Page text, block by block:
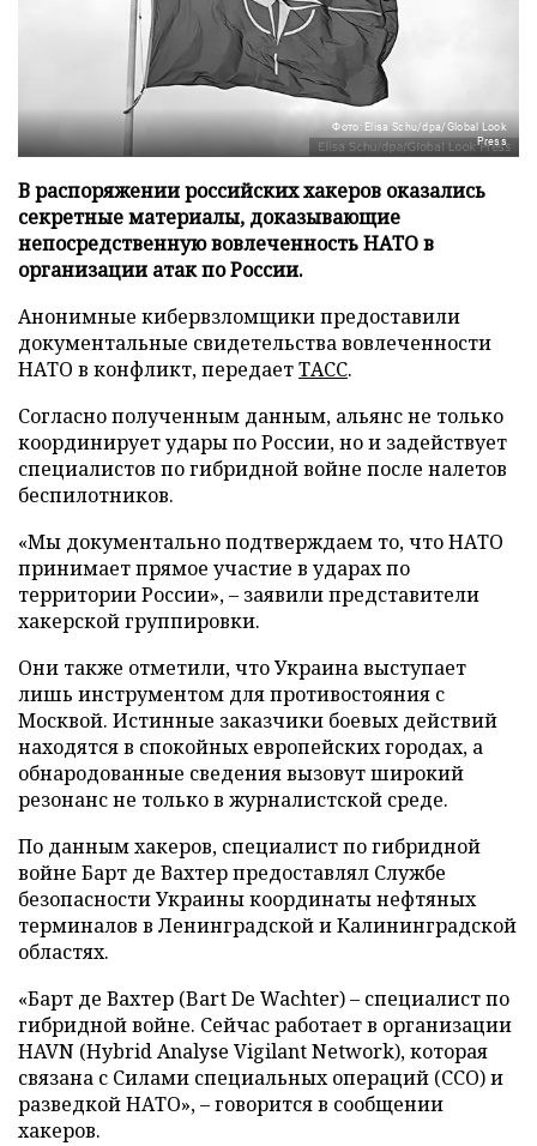
Фото: Elisa Schu/dpa/Global Look
Press
В распоряжении российских хакеров оказались
секретные материалы, доказывающие
непосредственную вовлеченность НАТО в
организации атак по России.
Анонимные кибервзломщики предоставили
документальные свидетельства вовлеченности
НАТО в конфликт, передаетТАСС.
Согласно полученным данным, альянс не только
координирует удары по России, но и задействует
специалистов по гибридной войне после налетов
беспилотников.
«Мы документально подтверждаем то, что НАТО
принимает прямое участие в ударах по
территории России», – заявили представители
хакерской группировки.
Они также отметили, что Украина выступает
лишь инструментом для противостояния с
Москвой. Истинные заказчики боевых действий
находятся в спокойных европейских городах, а
обнародованные сведения вызовут широкий
резонанс не только в журналистской среде.
По данным хакеров, специалист по гибридной
войне Барт де Вахтер предоставлял Службе
безопасности Украины координаты нефтяных
терминалов в Ленинградской и Калининградской
областях.
«Барт де Вахтер (Bart De Wachter) – специалист по
гибридной войне. Сейчас работает в организации
HAVN (Hybrid Analyse Vigilant Network), которая
связана с Силами специальных операций (ССО) и
разведкой НАТО», – говорится в сообщении
хакеров.